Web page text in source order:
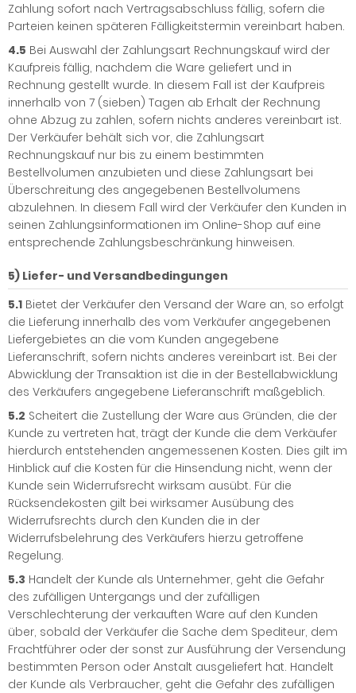
Zahlung sofort nach Vertragsabschluss fällig, sofern die
Parteien keinen späteren Fälligkeitstermin vereinbart haben.
4.5 Bei Auswahl der Zahlungsart Rechnungskauf wird der
Kaufpreis fällig, nachdem die Ware geliefert und in
Rechnung gestellt wurde. In diesem Fall ist der Kaufpreis
innerhalb von 7 (sieben) Tagen ab Erhalt der Rechnung
ohne Abzug zu zahlen, sofern nichts anderes vereinbart ist.
Der Verkäufer behält sich vor, die Zahlungsart
Rechnungskauf nur bis zu einem bestimmten
Bestellvolumen anzubieten und diese Zahlungsart bei
Überschreitung des angegebenen Bestellvolumens
abzulehnen. In diesem Fall wird der Verkäufer den Kunden in
seinen Zahlungsinformationen im Online-Shop auf eine
entsprechende Zahlungsbeschränkung hinweisen.
5) Liefer- und Versandbedingungen
5.1 Bietet der Verkäufer den Versand der Ware an, so erfolgt
die Lieferung innerhalb des vom Verkäufer angegebenen
Liefergebietes an die vom Kunden angegebene
Lieferanschrift, sofern nichts anderes vereinbart ist. Bei der
Abwicklung der Transaktion ist die in der Bestellabwicklung
des Verkäufers angegebene Lieferanschrift maßgeblich.
5.2 Scheitert die Zustellung der Ware aus Gründen, die der
Kunde zu vertreten hat, trägt der Kunde die dem Verkäufer
hierdurch entstehenden angemessenen Kosten. Dies gilt im
Hinblick auf die Kosten für die Hinsendung nicht, wenn der
Kunde sein Widerrufsrecht wirksam ausübt. Für die
Rücksendekosten gilt bei wirksamer Ausübung des
Widerrufsrechts durch den Kunden die in der
Widerrufsbelehrung des Verkäufers hierzu getroffene
Regelung.
5.3 Handelt der Kunde als Unternehmer, geht die Gefahr
des zufälligen Untergangs und der zufälligen
Verschlechterung der verkauften Ware auf den Kunden
über, sobald der Verkäufer die Sache dem Spediteur, dem
Frachtführer oder der sonst zur Ausführung der Versendung
bestimmten Person oder Anstalt ausgeliefert hat. Handelt
der Kunde als Verbraucher, geht die Gefahr des zufälligen